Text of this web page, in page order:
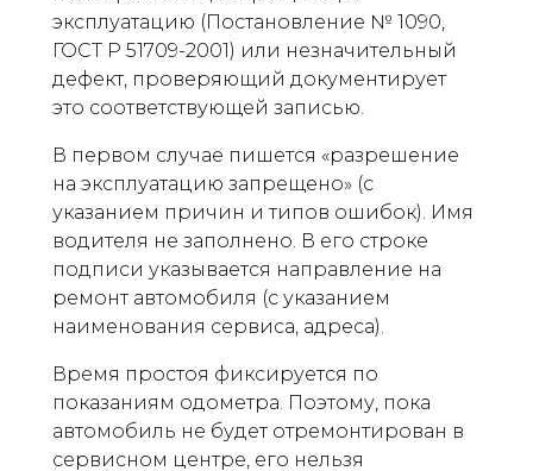
эксплуатацию (Постановление № 1090,
ГОСТ Р 51709-2001) или незначительный
дефект, проверяющий документирует
это соответствующей записью.
В первом случае пишется «разрешение
на эксплуатацию запрещено» (с
указанием причин и типов ошибок). Имя
водителя не заполнено. В его строке
подписи указывается направление на
ремонт автомобиля (с указанием
наименования сервиса, адреса).
Время простоя фиксируется по
показаниям одометра. Поэтому, пока
автомобиль не будет отремонтирован в
сервисном центре, его нельзя